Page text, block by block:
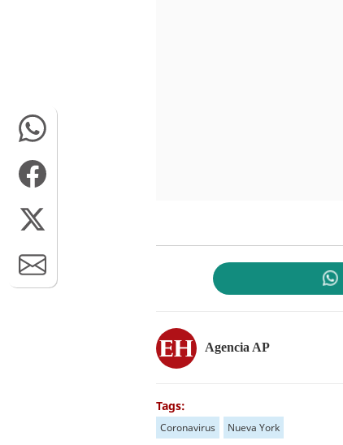
Agencia AP
Tags:
Coronavirus Nueva York